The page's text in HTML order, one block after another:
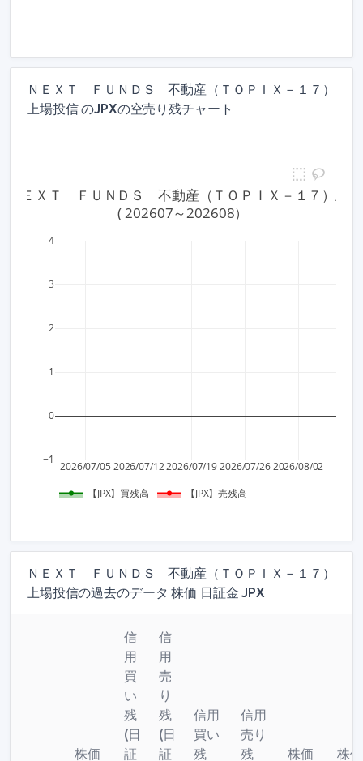
ＮＥＸＴ ＦＵＮＤＳ 不動産（ＴＯＰＩＸ－１７）
上場投信 のJPXの空売り残チャート
2026/07/05 2026/07/122026/07/192026/07/262026/08/02
−1
0
1
2
3
4
【JPX】買残高 【JPX】売残高
ＮＥＸＴ　ＦＵＮＤＳ　不動産（ＴＯＰＩＸ－１７）上
( 202607～202608）
ＮＥＸＴ ＦＵＮＤＳ 不動産（ＴＯＰＩＸ－１７）
上場投信の過去のデータ 株価 日証金 JPX
株価
信
用
買
い
残
(日
証
信
用
売
り
残
(日
証
信用
買い
残
信用
売り
残
株価
株価